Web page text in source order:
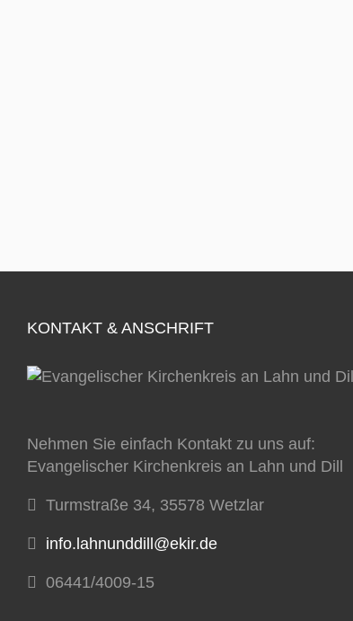
KONTAKT & ANSCHRIFT
Nehmen Sie einfach Kontakt zu uns auf:
Evangelischer Kirchenkreis an Lahn und Dill
Turmstraße 34, 35578 Wetzlar
info.lahnunddill@ekir.de
06441/4009-15